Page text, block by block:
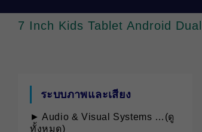
7 Inch Kids Tablet Android
ระบบภาพและเสียง
► Audio & Visual Systems …(ดู
ทั้งหมด)